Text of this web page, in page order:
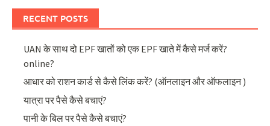
RECENT POSTS
UAN के साथ दो EPF खातों को एक EPF खाते में कैसे मर्ज करें?
online?
आधार को राशन कार्ड से कैसे लिंक करें? (ऑनलाइन और ऑफलाइन )
यात्रा पर पैसे कैसे बचाएं?
पानी के बिल पर पैसे कैसे बचाएं?